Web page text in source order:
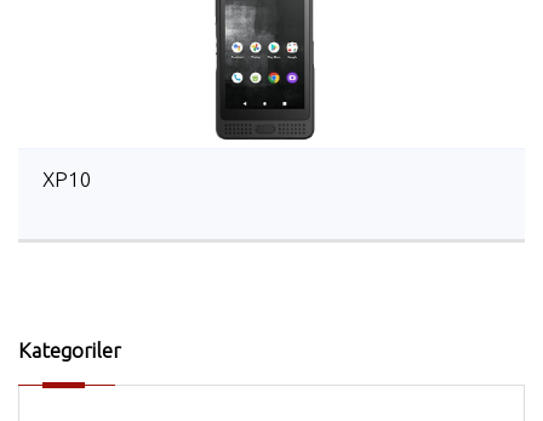
XP10
Kategoriler